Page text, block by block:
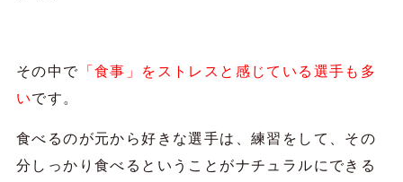
その中で 「食事」をストレスと感じている選手も多
いです。
食べるのが元から好きな選手は、練習をして、その
分しっかり食べるということがナチュラルにできる